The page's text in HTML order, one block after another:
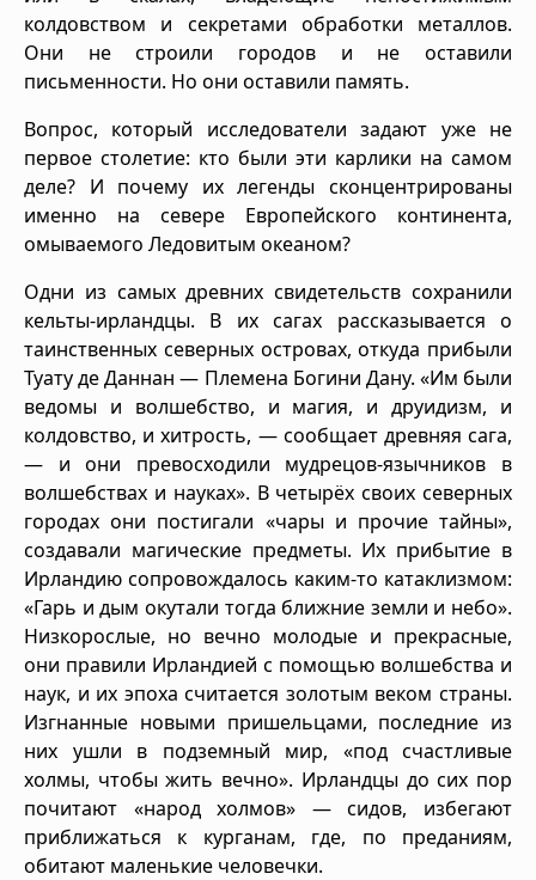
колдовством и секретами обработки металлов.
Они не строили городов и не оставили
письменности. Но они оставили память.
Вопрос, который исследователи задают уже не
первое столетие: кто были эти карлики на самом
деле? И почему их легенды сконцентрированы
именно на севере Европейского континента,
омываемого Ледовитым океаном?
Одни из самых древних свидетельств сохранили
кельты-ирландцы. В их сагах рассказывается о
таинственных северных островах, откуда прибыли
Туату де Даннан — Племена Богини Дану. «Им были
ведомы и волшебство, и магия, и друидизм, и
колдовство, и хитрость, — сообщает древняя сага,
— и они превосходили мудрецов-язычников в
волшебствах и науках». В четырёх своих северных
городах они постигали «чары и прочие тайны»,
создавали магические предметы. Их прибытие в
Ирландию сопровождалось каким-то катаклизмом:
«Гарь и дым окутали тогда ближние земли и небо».
Низкорослые, но вечно молодые и прекрасные,
они правили Ирландией с помощью волшебства и
наук, и их эпоха считается золотым веком страны.
Изгнанные новыми пришельцами, последние из
них ушли в подземный мир, «под счастливые
холмы, чтобы жить вечно». Ирландцы до сих пор
почитают «народ холмов» — сидов, избегают
приближаться к курганам, где, по преданиям,
обитают маленькие человечки.